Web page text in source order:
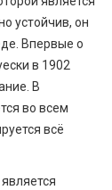
устойчив, он
Впервые о
в 1902
В
во всем
всё